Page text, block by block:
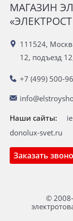
МАГАЗИН
111524,
12, подъезд
+7 (499) 500-
Заказать
Наши сайты:
donolux-svet.ru
©